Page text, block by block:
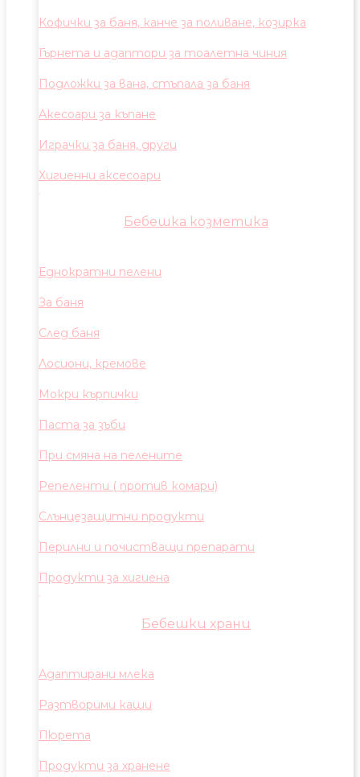
Кофички за баня, канче за поливане, козирка
Гърнета и адаптори за тоалетна чиния
Подложки за вана, стъпала за баня
Акесоари за къпане
Играчки за баня, други
Хигиенни аксесоари
Бебешка козметика
Еднократни пелени
За баня
След баня
Лосиони, кремове
Мокри кърпички
Паста за зъби
При смяна на пелените
Репеленти ( против комари)
Слънцезащитни продукти
Перилни и почистващи препарати
Продукти за хигиена
Бебешки храни
Адаптирани млека
Разтворими каши
Пюрета
Продукти за хранене